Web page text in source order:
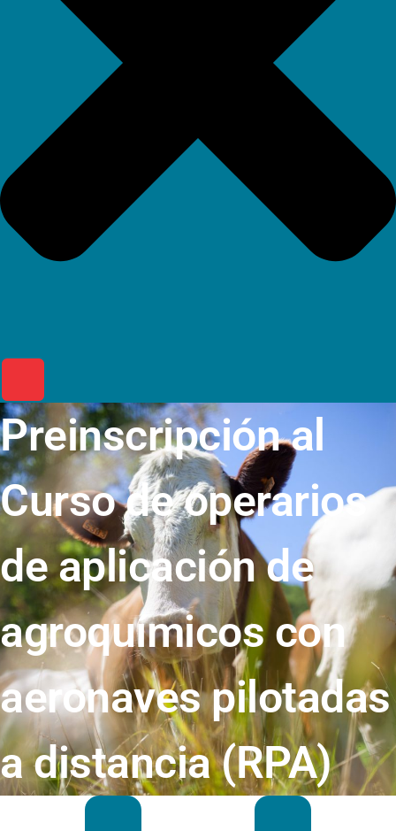
Preinscripción al
Curso de operarios
de aplicación de
agroquímicos con
aeronaves pilotadas
a distancia (RPA)